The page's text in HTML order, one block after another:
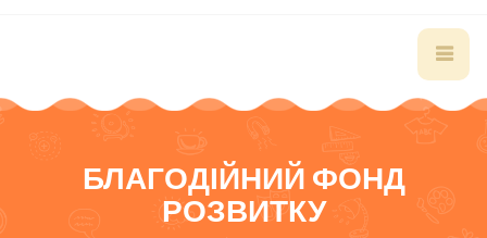
БЛАГОДІЙНИЙ ФОНД
РОЗВИТКУ